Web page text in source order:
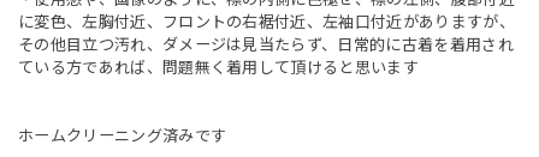
に変色、左胸付近、フロントの右裾付近、左袖口付近がありますが、
その他目立つ汚れ、ダメージは見当たらず、日常的に古着を着用され
ている方であれば、問題無く着用して頂けると思います
ホームクリーニング済みです